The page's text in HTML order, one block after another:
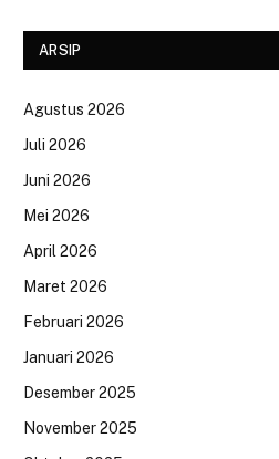
ARSIP
Agustus 2026
Juli 2026
Juni 2026
Mei 2026
April 2026
Maret 2026
Februari 2026
Januari 2026
Desember 2025
November 2025